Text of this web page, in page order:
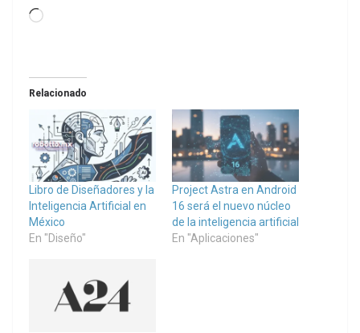
Loading…
Relacionado
Libro de Diseñadores y la
Inteligencia Artificial en
México
En "Diseño"
Project Astra en Android
16 será el nuevo núcleo
de la inteligencia artificial
En "Aplicaciones"